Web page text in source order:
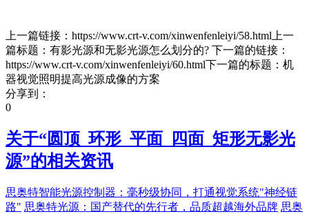
上一篇链接：https://www.crt-v.com/xinwenfenleiyi/58.html上一
篇标题：有影光源和无影光源怎么划分的? 下一篇的链接：
https://www.crt-v.com/xinwenfenleiyi/60.html下一篇的标题：机
器视觉照明提高光源成像的方案
分享到：
0
关于“圆顶_环形_平面_四面_矩形无影光
源”的相关资讯
思奥特智能光源控制器：毫秒级协同，打通视觉系统"神经链
路" 思奥特光源：国产替代的先行者，品质超越海外品牌 思奥